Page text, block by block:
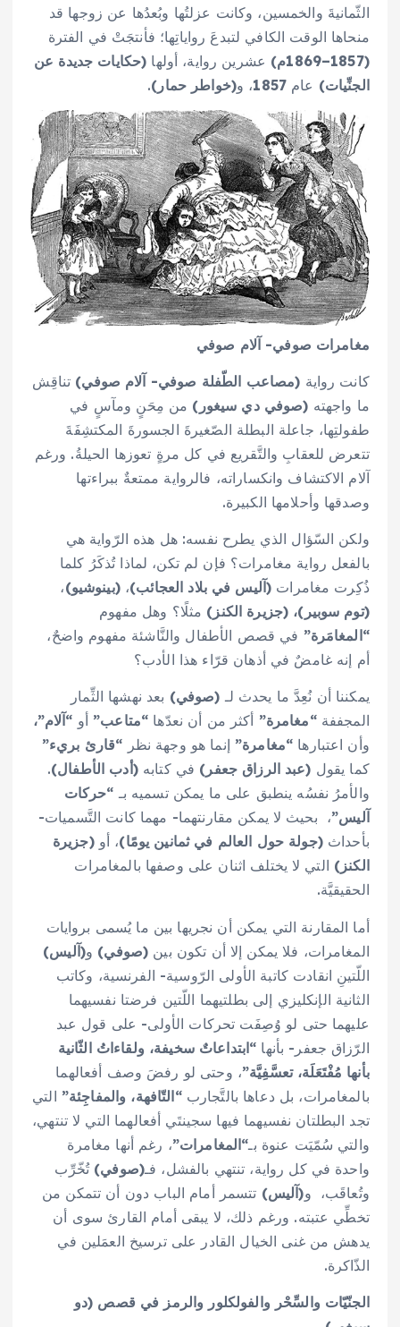
الثّمانيةَ والخمسين، وكانت عزلتُها وبُعدُها عن زوجها قد
منحاها الوقت الكافي لتبدعَ رواياتِها؛ فأنتجَتْ في الفترة
(1857–1869م)
عشرين رواية، أولها (حكايات جديدة عن
الجنِّيات) عام 1857، و(خواطر حمار).
مغامرات صوفي- آلام صوفي
كانت رواية (مصاعب الطّفلة صوفي- آلام صوفي) تناقِش
ما واجهته (صوفي دي سيغور) من مِحَنٍ ومآسٍ في
طفولتِها، جاعلة البطلة الصّغيرةَ الجسورةَ المكتشِفَةَ
تتعرض للعقابِ والتَّقريع في كل مرةٍ تعوزها الحيلةُ. ورغم
آلام الاكتشاف وانكساراته، فالرواية ممتعةٌ ببراءتها
وصدقها وأحلامها الكبيرة.
ولكن السّؤال الذي يطرح نفسه: هل هذه الرّواية هي
بالفعل رواية مغامرات؟ فإن لم تكن، لماذا تُذكَرُ كلما
ذُكِرت مغامرات (آليس في بلاد العجائب)،(بينوشيو)،
(توم سوبير)، (جزيرة الكنز) مثلًا؟ وهل مفهوم
“المغامَرة” في قصص الأطفال والنَّاشئة مفهوم واضحٌ،
أم إنه غامضٌ في أذهان قرّاء هذا الأدب؟
يمكننا أن نُعِدَّ ما يحدث لـ (صوفي) بعد نهشها الثِّمار
المجففة“مغامرة” أكثر من أن نعدّها “متاعب” أو “آلام”،
وأن اعتبارها “مغامرة” إنما هو وجهة نظر “قارئ بريء”
كما يقول (عبد الرزاق جعفر) في كتابه(أدب الأطفال).
والأمرُ نفسُه ينطبق على ما يمكن تسميه بـ “حركات
آليس”، بحيث لا يمكن مقارنتهما- مهما كانت التَّسميات-
بأحداث(جولة حول العالم في ثمانين يومًا)، أو(جزيرة
الكنز) التي لا يختلف اثنان على وصفها بالمغامرات
الحقيقيَّة.
أما المقارنة التي يمكن أن نجريها بين ما يُسمى بروايات
المغامرات، فلا يمكن إلا أن تكون بين (صوفي) و(آليس)
اللّتينِ انقادت كاتبة الأولى الرّوسية- الفرنسية، وكاتب
الثانية الإنكليزي إلى بطلتيهما اللّتين فرضتا نفسيهما
عليهما حتى لو وُصِفَت تحركات الأولى- على قول عبد
الرّزاق جعفر- بأنها “ابتداعاتٌ سخيفة، ولقاءاتُ الثّانية
بأنها مُفْتَعَلَة، تعسَّفِيَّة”، وحتى لو رفضَ وصف أفعالهما
بالمغامرات، بل دعاها بالتَّجارب“التّافهة، والمفاجِئة” التي
تجد البطلتان نفسيهما فيها سجينتَي أفعالهما التي لا تنتهي،
والتي سُمّيَت عنوة بـ“المغامرات”، رغم أنها مغامرة
واحدة في كل رواية، تنتهي بالفشل، فـ(صوفي) تُخّرِّب
وتُعاقَب، و(آليس) تتسمر أمام الباب دون أن تتمكن من
تخطِّي عتبته. ورغم ذلك، لا يبقى أمام القارئ سوى أن
يدهش من غنى الخيال القادر على ترسيخ العمَلين في
الذّاكرة.
الجنّيّات والسِّحْر والفولكلور والرمز في قصص (دو